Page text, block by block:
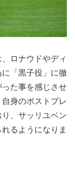
ロナウドやディ
「黒子役」に徹
た事を感じさせ
身のポストプレ
、サッリユベン
るようになりま